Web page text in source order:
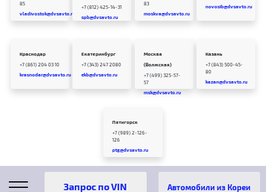
85
vladivostok@dvsavto.ru
+7 (812) 425-14-31
spb@dvsavto.ru
83
moskva@dvsavto.ru
novosib@dvsavto.ru
Краснодар
+7 (861) 204 03 10
krasnodar@dvsavto.ru
Екатеринбург
+7 (343) 247 2080
ekb@dvsavto.ru
Москва
(Волжская)
+7 (499) 325-57-
57
msk@dvsavto.ru
Казань
+7 (843) 500-45-
80
kazan@dvsavto.ru
Пятигорск
+7 (989) 2-126-
126
ptg@dvsavto.ru
Автомобили из Кореи